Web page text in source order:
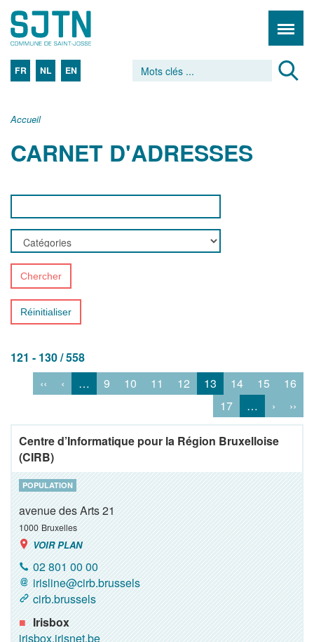
FR NL EN
Accueil
CARNET D'ADRESSES
Chercher
Réinitialiser
121 - 130 / 558
‹‹
‹ … 9 10 11 12 13 14 15
16
17
… › ››
Centre d’Informatique pour la Région Bruxelloise
(CIRB)
POPULATION
avenue des Arts 21
1000 Bruxelles
VOIR PLAN
02 801 00 00
irisline@cirb.brussels
cirb.brussels
Irisbox
irisbox.irisnet.be